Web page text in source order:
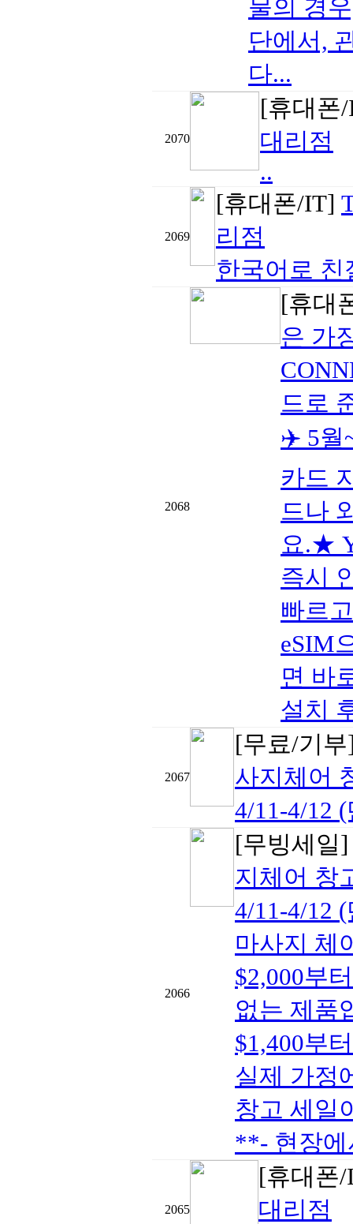
물의 경
단에서,
다...
2070
[휴대
대리점
..
2069
[휴대폰/IT]
리점
한국어로 친
2068
[휴대
은 가
드로
✈️ 5월
카드
드나
요.★
즉시
빠르
eSIM
면 바
설치
2067
[무료/기
사지체어
4/11-4/12
2066
[무빙세일
지체어 창
4/11-4/12
마사지 체
$2,000부
없는 제품
$1,400부
실제 가정
창고 세일
**- 현장에
2065
[휴대폰
대리점